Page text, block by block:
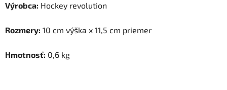
Výrobca: Hockey revolution
Rozmery: 10 cm výška x 11,5 cm priemer
Hmotnosť: 0,6 kg